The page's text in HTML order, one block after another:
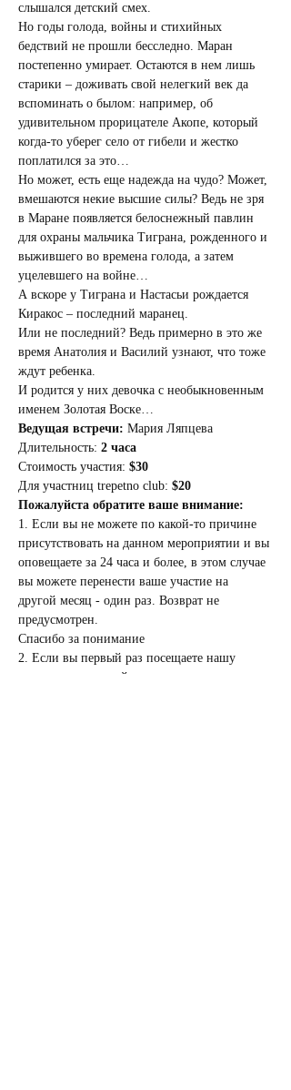
слышался детский смех.
Но годы голода, войны и стихийных
бедствий не прошли бесследно. Маран
постепенно умирает. Остаются в нем лишь
старики – доживать свой нелегкий век да
вспоминать о былом: например, об
удивительном прорицателе Акопе, который
когда-то уберег село от гибели и жестко
поплатился за это…
Но может, есть еще надежда на чудо? Может,
вмешаются некие высшие силы? Ведь не зря
в Маране появляется белоснежный павлин
для охраны мальчика Тиграна, рожденного и
выжившего во времена голода, а затем
уцелевшего на войне…
А вскоре у Тиграна и Настасьи рождается
Киракос – последний маранец.
Или не последний? Ведь примерно в это же
время Анатолия и Василий узнают, что тоже
ждут ребенка.
И родится у них девочка с необыкновенным
именем Золотая Воске…
Ведущая встречи: Мария Ляпцева
Длительность: 2 часа
Стоимость участия: $30
Для участниц trepetno club: $20
Пожалуйста обратите ваше внимание:
1. Если вы не можете по какой-то причине
присутствовать на данном мероприятии и вы
оповещаете за 24 часа и более, в этом случае
вы можете перенести ваше участие на
другой месяц - один раз. Возврат не
предусмотрен.
Спасибо за понимание
2. Если вы первый раз посещаете нашу
студию, то пожалуйста посмотрите